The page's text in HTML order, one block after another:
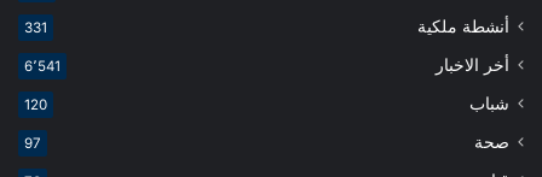
أنشطة ملكية 331
أخر الاخبار 6٬541
شباب 120
صحة 97